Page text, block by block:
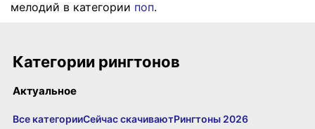
мелодий в категории поп.
Категории рингтонов
Актуальное
Все категорииСейчас скачиваютРингтоны 2026